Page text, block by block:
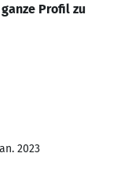
Profil zu
2023